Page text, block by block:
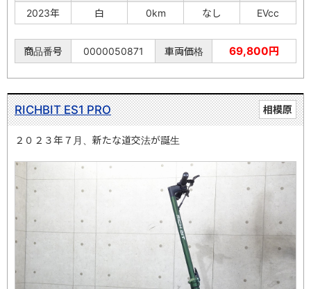
2023年
白 0km なし EVcc
商品番号 0000050871 車両価格 69,800円
相模原
RICHBIT ES1 PRO
２０２３年７月、新たな道交法が誕生